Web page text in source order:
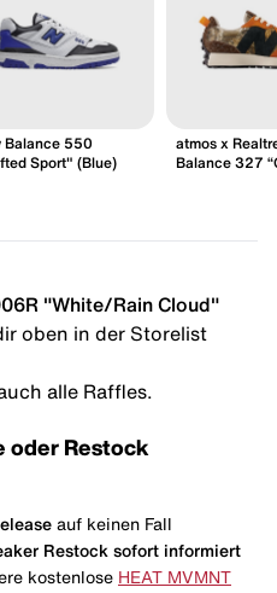
Balance 550
Sport" (Blue)
atmos x
Balance 327
"White/Rain Cloud"
oben in der Storelist
alle Raffles.
oder Restock
auf keinen Fall
Restock sofort informiert
kostenlose HEAT MVMNT